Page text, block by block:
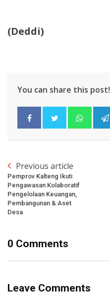
(Deddi)
You can share this post!
Previous article
Pemprov Kalteng Ikuti
Pengawasan Kolaboratif
Pengelolaan Keuangan,
Pembangunan & Aset
Desa
0 Comments
Leave Comments